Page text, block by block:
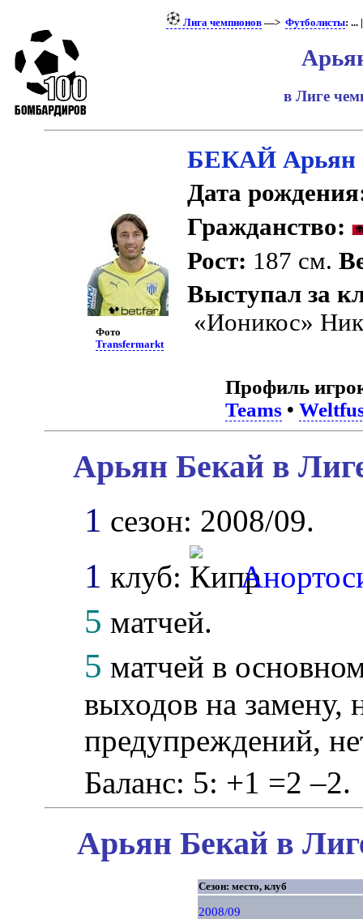
Лига чемпионов—> Футболисты: ...
в Лиге
Фото
Transfermarkt
БЕКАЙ Арьян
Дата
Гражданство:
Рост: 187 см.
Выступал за
«Ионикос»
Профиль
Teams •
Арьян Бекай в
1 сезон: 2008/09.
1 клуб:
5 матчей.
5 матчей в
выходов на замену,
предупреждений,
Баланс: 5: +1 =2 –2.
Арьян Бекай в
Сезон: место, клуб
2008/09